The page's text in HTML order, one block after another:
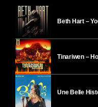
Beth Hart –
Tinariwen –
Une Belle